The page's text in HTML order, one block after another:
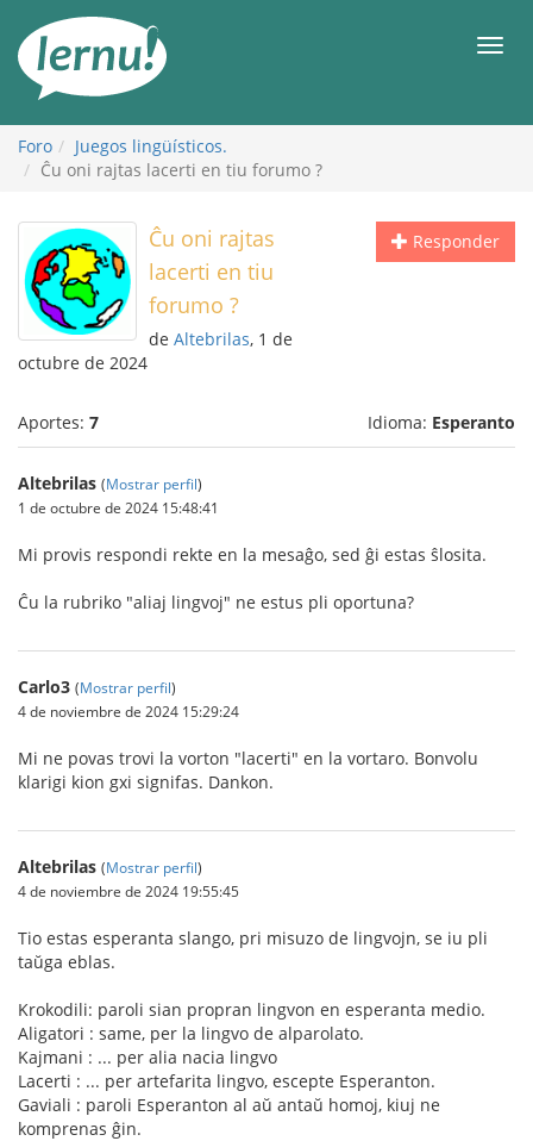
Foro
Juegos lingüísticos.
Ĉu oni rajtas lacerti en tiu forumo ?
Responder
Ĉu oni rajtas
lacerti en tiu
forumo ?
de Altebrilas, 1 de
octubre de 2024
Aportes: 7 Idioma: Esperanto
Altebrilas (Mostrar perfil)
1 de octubre de 2024 15:48:41
Mi provis respondi rekte en la mesaĝo, sed ĝi estas ŝlosita.
Ĉu la rubriko "aliaj lingvoj" ne estus pli oportuna?
Carlo3 (Mostrar perfil)
4 de noviembre de 2024 15:29:24
Mi ne povas trovi la vorton "lacerti" en la vortaro. Bonvolu
klarigi kion gxi signifas. Dankon.
Altebrilas (Mostrar perfil)
4 de noviembre de 2024 19:55:45
Tio estas esperanta slango, pri misuzo de lingvojn, se iu pli
taŭga eblas.
Krokodili: paroli sian propran lingvon en esperanta medio.
Aligatori : same, per la lingvo de alparolato.
Kajmani : ... per alia nacia lingvo
Lacerti : ... per artefarita lingvo, escepte Esperanton.
Gaviali : paroli Esperanton al aŭ antaŭ homoj, kiuj ne
komprenas ĝin.